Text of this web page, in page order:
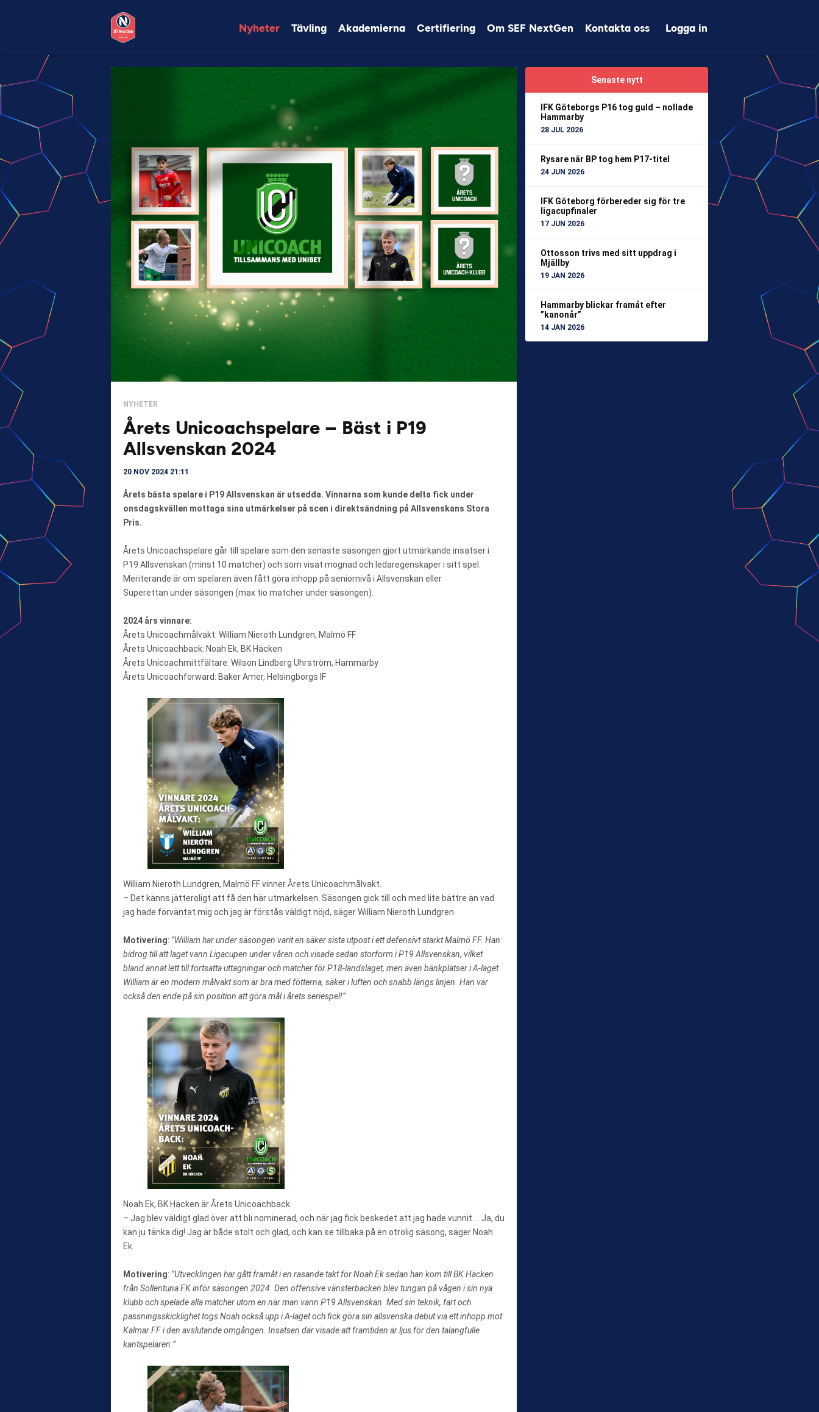
Nyheter Tävling Akademierna Certifiering Om SEF NextGen Kontakta oss Logga in
NYHETER
Årets Unicoachspelare – Bäst i P19
Allsvenskan 2024
20 NOV 2024 21:11
Årets bästa spelare i P19 Allsvenskan är utsedda. Vinnarna som kunde delta fick under
onsdagskvällen mottaga sina utmärkelser på scen i direktsändning på Allsvenskans Stora
Pris.
Årets Unicoachspelare går till spelare som den senaste säsongen gjort utmärkande insatser i
P19 Allsvenskan (minst 10 matcher) och som visat mognad och ledaregenskaper i sitt spel.
Meriterande är om spelaren även fått göra inhopp på seniornivå i Allsvenskan eller
Superettan under säsongen (max tio matcher under säsongen).
2024 års vinnare:
Årets Unicoachmålvakt: William Nieroth Lundgren, Malmö FF
Årets Unicoachback: Noah Ek, BK Häcken
Årets Unicoachmittfältare: Wilson Lindberg Uhrström, Hammarby
Årets Unicoachforward: Baker Amer, Helsingborgs IF
William Nieroth Lundgren, Malmö FF vinner Årets Unicoachmålvakt.
– Det känns jätteroligt att få den här utmärkelsen. Säsongen gick till och med lite bättre än vad
jag hade förväntat mig och jag är förstås väldigt nöjd, säger William Nieroth Lundgren.
Motivering: ”William har under säsongen varit en säker sista utpost i ett defensivt starkt Malmö FF. Han
bidrog till att laget vann Ligacupen under våren och visade sedan storform i P19 Allsvenskan, vilket
bland annat lett till fortsatta uttagningar och matcher för P18-landslaget, men även bänkplatser i A-laget.
William är en modern målvakt som är bra med fötterna, säker i luften och snabb längs linjen. Han var
också den ende på sin position att göra mål i årets seriespel!”
Noah Ek, BK Häcken är Årets Unicoachback.
– Jag blev väldigt glad över att bli nominerad, och när jag fick beskedet att jag hade vunnit … Ja, du
kan ju tänka dig! Jag är både stolt och glad, och kan se tillbaka på en otrolig säsong, säger Noah
Ek.
Motivering: ”Utvecklingen har gått framåt i en rasande takt för Noah Ek sedan han kom till BK Häcken
från Sollentuna FK inför säsongen 2024. Den offensive vänsterbacken blev tungan på vågen i sin nya
klubb och spelade alla matcher utom en när man vann P19 Allsvenskan. Med sin teknik, fart och
passningsskicklighet togs Noah också upp i A-laget och fick göra sin allsvenska debut via ett inhopp mot
Kalmar FF i den avslutande omgången. Insatsen där visade att framtiden är ljus för den talangfulle
kantspelaren.”
Senaste nytt
IFK Göteborgs P16 tog guld – nollade
Hammarby
28 JUL 2026
Rysare när BP tog hem P17-titel
24 JUN 2026
IFK Göteborg förbereder sig för tre
ligacupfinaler
17 JUN 2026
Ottosson trivs med sitt uppdrag i
Mjällby
19 JAN 2026
Hammarby blickar framåt efter
”kanonår”
14 JAN 2026